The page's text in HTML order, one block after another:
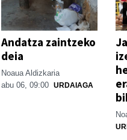
Andatza zaintzeko
deia
Noaua Aldizkaria
abu 06, 09:00 URDAIAGA